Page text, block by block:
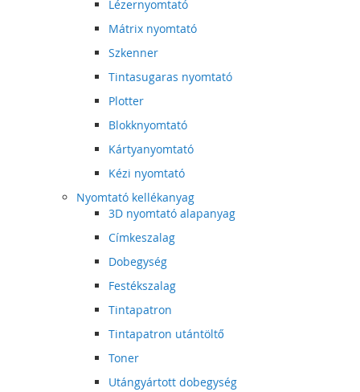
Lézernyomtató
Mátrix nyomtató
Szkenner
Tintasugaras nyomtató
Plotter
Blokknyomtató
Kártyanyomtató
Kézi nyomtató
Nyomtató kellékanyag
3D nyomtató alapanyag
Címkeszalag
Dobegység
Festékszalag
Tintapatron
Tintapatron utántöltő
Toner
Utángyártott dobegység